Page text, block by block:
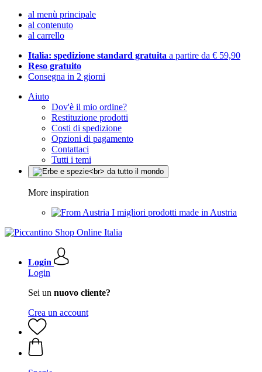
al menù principale
al contenuto
al carrello
Italia: spedizione standard gratuita a partire da € 59,90
Reso gratuito
Consegna in 2 giorni
Aiuto
Dov'è il mio ordine?
Restituzione prodotti
Costi di spedizione
Opzioni di pagamento
Contattaci
Tutti i temi
More inspiration
I migliori prodotti made in Austria
Login
Login
Sei un nuovo cliente?
Crea un account